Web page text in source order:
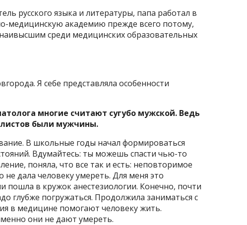
русского языка и литературы, папа работал в
медицинскую академию прежде всего потому,
среди медицинских образовательных
Я себе представляла особенности
многие считают сугубо мужской. Ведь
были мужчины.
В школьные годы начал формироваться
Вдумайтесь: ты можешь спасти чью-то
поняла, что все так и есть: неповторимое
не дала человеку умереть. Для меня это
пошла в кружок анестезиологии. Конечно, почти
глубже погружаться. Продолжила заниматься с
в медицине помогают человеку жить.
они не дают умереть.